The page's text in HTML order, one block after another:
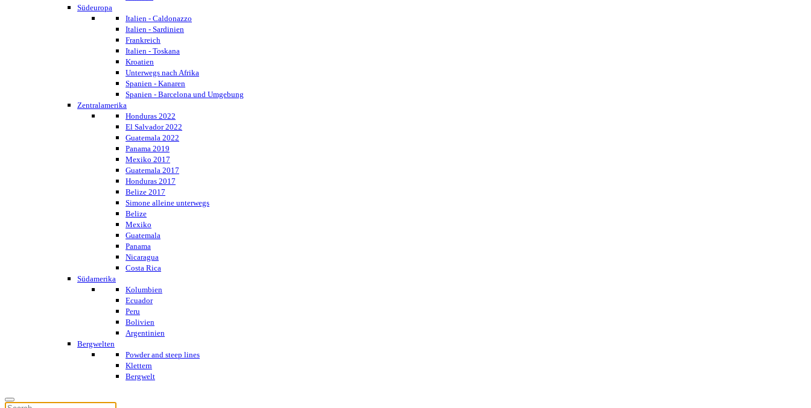
Südeuropa
Italien - Caldonazzo
Italien - Sardinien
Frankreich
Italien - Toskana
Kroatien
Unterwegs nach Afrika
Spanien - Kanaren
Spanien - Barcelona und Umgebung
Zentralamerika
Honduras 2022
El Salvador 2022
Guatemala 2022
Panama 2019
Mexiko 2017
Guatemala 2017
Honduras 2017
Belize 2017
Simone alleine unterwegs
Belize
Mexiko
Guatemala
Panama
Nicaragua
Costa Rica
Südamerika
Kolumbien
Ecuador
Peru
Bolivien
Argentinien
Bergwelten
Powder and steep lines
Klettern
Bergwelt